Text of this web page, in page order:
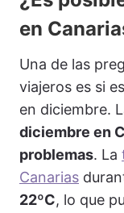
en
Una de las
viajeros es si
en diciembre.
diciembre en
problemas. La
Canarias
22ºC, lo que